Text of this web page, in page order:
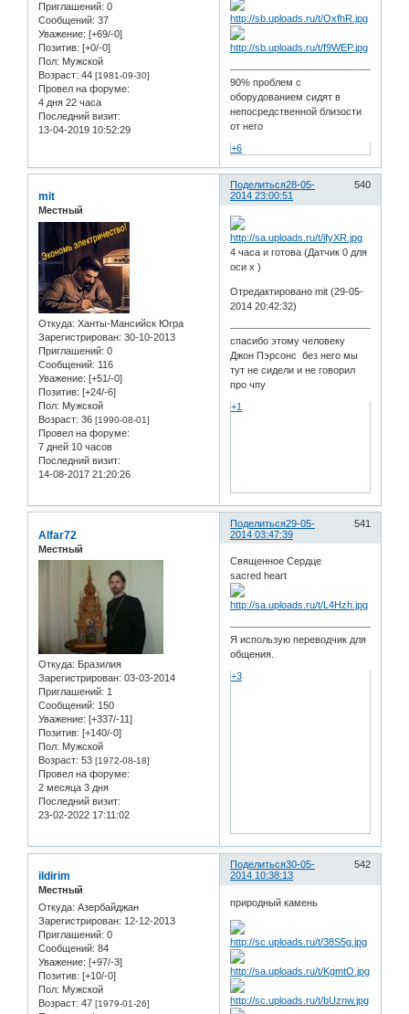
Приглашений: 0
Сообщений: 37
Уважение: [+69/-0]
Позитив: [+0/-0]
Пол: Мужской
Возраст: 44 [1981-09-30]
Провел на форуме:
4 дня 22 часа
Последний визит:
13-04-2019 10:52:29
90% проблем с
оборудованием сидят в
непосредственной близости
от него
+6
Поделиться 540
28-05-
2014 23:00:51
mit
Местный
Откуда: Ханты-Мансийск Югра
Зарегистрирован: 30-10-2013
Приглашений: 0
Сообщений: 116
Уважение: [+51/-0]
Позитив: [+24/-6]
Пол: Мужской
Возраст: 36 [1990-08-01]
Провел на форуме:
7 дней 10 часов
Последний визит:
14-08-2017 21:20:26
4 часа и готова (Датчик 0 для
оси х )
Отредактировано mit (29-05-
2014 20:42:32)
спасибо этому человеку
Джон Пэрсонс без него мы
тут не сидели и не говорил
про чпу
+1
Поделиться 541
29-05-
2014 03:47:39
Alfar72
Местный
Откуда: Бразилия
Зарегистрирован: 03-03-2014
Приглашений: 1
Сообщений: 150
Уважение: [+337/-11]
Позитив: [+140/-0]
Пол: Мужской
Возраст: 53 [1972-08-18]
Провел на форуме:
2 месяца 3 дня
Последний визит:
23-02-2022 17:11:02
Священное Сердце
sacred heart
Я использую переводчик для
общения.
+3
Поделиться 542
30-05-
2014 10:38:13
ildirim
Местный
Откуда: Азербайджан
Зарегистрирован: 12-12-2013
Приглашений: 0
Сообщений: 84
Уважение: [+97/-3]
Позитив: [+10/-0]
Пол: Мужской
Возраст: 47 [1979-01-26]
природный камень